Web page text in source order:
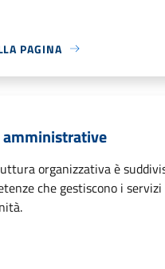
PAGINA
amministrative
organizzativa è
che gestiscono i